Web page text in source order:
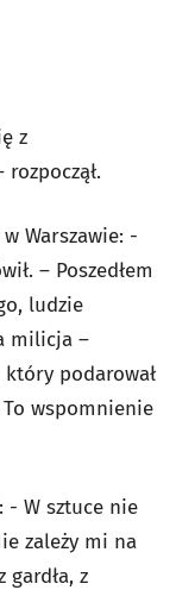
z
Warszawie: -
– Poszedłem
ludzie
milicja –
który podarował
wspomnienie
- W sztuce nie
zależy mi na
z